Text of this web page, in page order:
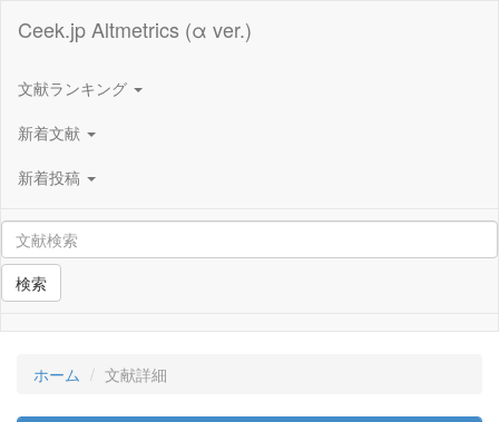
Ceek.jp Altmetrics (α ver.)
文献ランキング
新着文献
新着投稿
検索
ホーム 文献詳細